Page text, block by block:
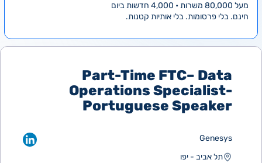
מעל 80,000 משרות • 4,000 חדשות ביום
חינם. בלי פרסומות. בלי אותיות קטנות.
Part-Time FTC– Data
Operations Specialist-
Portuguese Speaker
Genesys
תל אביב - יפו